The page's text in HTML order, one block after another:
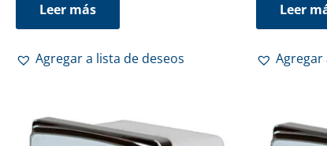
Leer más
Agregar a lista de deseos
Leer
Agregar